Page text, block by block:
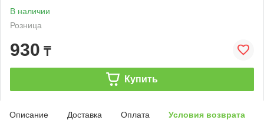
В наличии
Розница
930 ₸
Купить
Описание Доставка Оплата Условия возврата